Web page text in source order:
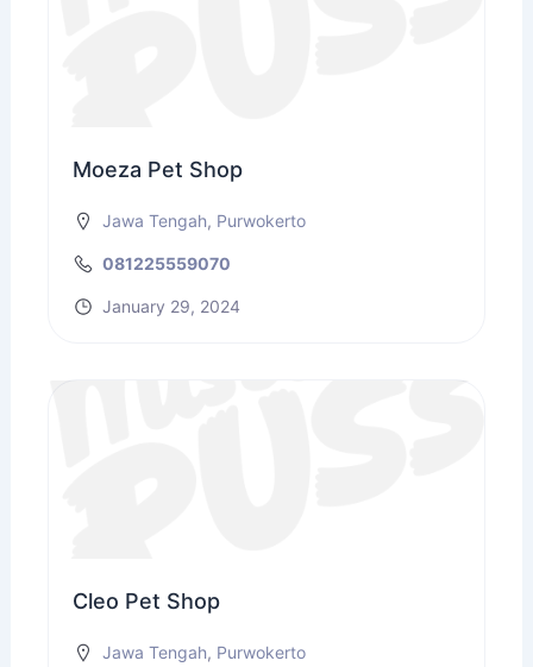
Moeza Pet Shop
Jawa Tengah, Purwokerto
081225559070
January 29, 2024
Cleo Pet Shop
Jawa Tengah, Purwokerto